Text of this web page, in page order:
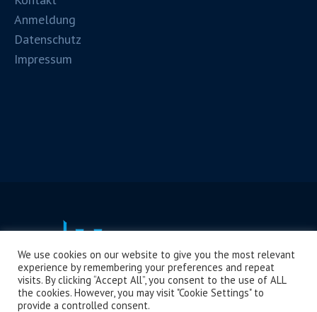
Anmeldung
Datenschutz
Impressum
We use cookies on our website to give you the most relevant
experience by remembering your preferences and repeat
visits. By clicking “Accept All”, you consent to the use of ALL
the cookies. However, you may visit "Cookie Settings" to
provide a controlled consent.